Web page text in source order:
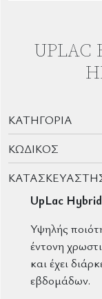
UPLAC
ΚΑΤΗΓΟΡΊΑ
ΚΩΔΙΚΌΣ
UpLac
Υψηλής
έντονη
και έχει
εβδομάδων.